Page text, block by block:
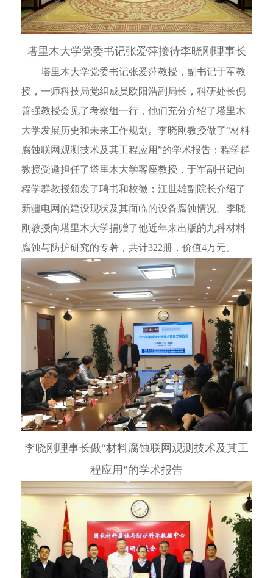
塔里木大学党委书记张爱萍接待李晓刚理事长
塔里木大学党委书记张爱萍教授，副书记于军教
授，一师科技局党组成员欧阳浩副局长，科研处长倪
善强教授会见了考察组一行，他们充分介绍了塔里木
大学发展历史和未来工作规划。李晓刚教授做了“材料
腐蚀联网观测技术及其工程应用”的学术报告；程学群
教授受邀担任了塔里木大学客座教授，于军副书记向
程学群教授颁发了聘书和校徽；江世雄副院长介绍了
新疆电网的建设现状及其面临的设备腐蚀情况。李晓
刚教授向塔里木大学捐赠了他近年来出版的九种材料
腐蚀与防护研究的专著，共计322册，价值4万元。
李晓刚理事长做“材料腐蚀联网观测技术及其工
程应用”的学术报告